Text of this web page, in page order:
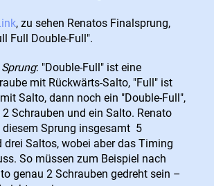
, zu sehen Renatos Finalsprung,
Full Double-Full".
: "Double-Full" ist eine
mit Rückwärts-Salto, "Full" ist
Salto, dann noch ein "Double-Full",
Schrauben und ein Salto. Renato
Sprung insgesamt 5
drei Saltos, wobei aber das Timing
So müssen zum Beispiel nach
genau 2 Schrauben gedreht sein –